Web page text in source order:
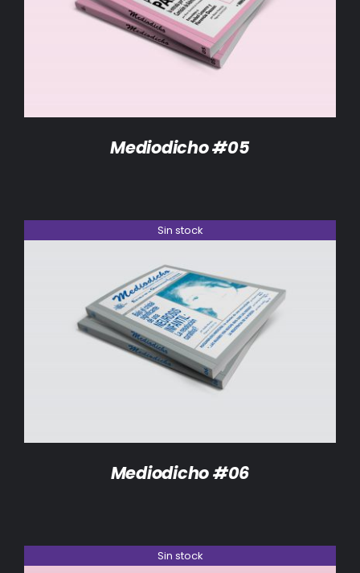
DETALLES
Mediodicho #05
Sin stock
DETALLES
Mediodicho #06
Sin stock